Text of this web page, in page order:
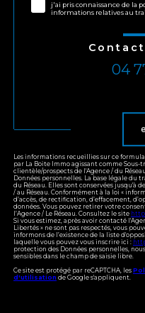
j'ai pris connaissance de la
informations relatives au
04
Les informations recueillies sur ce
par La Boite Immo agissant comme
clientèle/prospects de l'Agence / du
Données personnelles. La base légale
du Réseau. Elles sont conservées jusqu'à
/ au Réseau. Conformément à la loi «
d’accès, de rectification, d’effacement,
données. Vous pouvez retirer votre
l’Agence / Le Réseau. Consultez le site
Si vous estimez, après avoir contacté
Libertés » ne sont pas respectés, vous
informons de l’existence de la liste
laquelle vous pouvez vous inscrire ici :
protection des Données personnelles,
sensibles dans le champ de saisie libre.
Ce site est protégé par reCAPTCHA, les
d'utilisation de Google s'appliquent.